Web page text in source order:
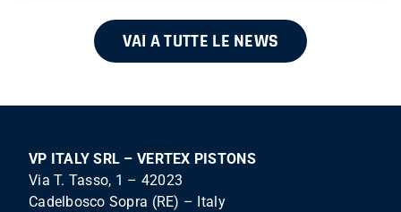
VAI A TUTTE LE NEWS
VP ITALY SRL – VERTEX PISTONS
Via T. Tasso, 1 – 42023
Cadelbosco Sopra (RE) – Italy